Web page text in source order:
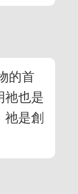
的首
祂也是
是創